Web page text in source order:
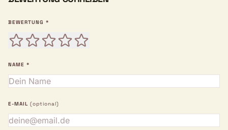
BEWERTUNG *
NAME *
E-MAIL (optional)